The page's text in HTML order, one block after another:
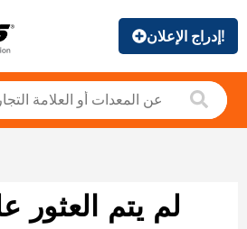
إدراج الإعلان!
لم يتم العثور